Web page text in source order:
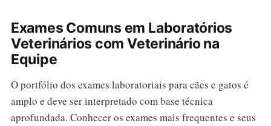
Exames Comuns em Laboratórios
Veterinários com Veterinário na
Equipe
O portfólio dos exames laboratoriais para cães e gatos é
amplo e deve ser interpretado com base técnica
aprofundada. Conhecer os exames mais frequentes e seus